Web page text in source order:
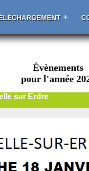
Évènements
pour l'année
sur Erdre